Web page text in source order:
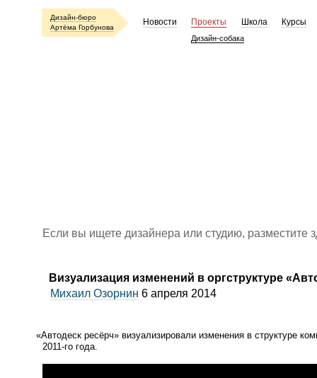
Дизайн-бюро
Артёма Горбунова
Новости Проекты
Дизайн-собака
Школа Курсы
Если вы ищете дизайнера или студию, разместите
Визуализация изменений в оргструктуре «
Михаил Озорнин 6 апреля 2014
«Автодеск ресёрч» визуализировали изменения в структуре
2011-го года.